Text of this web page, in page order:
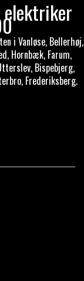
elektriker
i Vanløse, Bellerhøj,
Hornbæk, Farum,
Bispebjerg,
Frederiksberg.